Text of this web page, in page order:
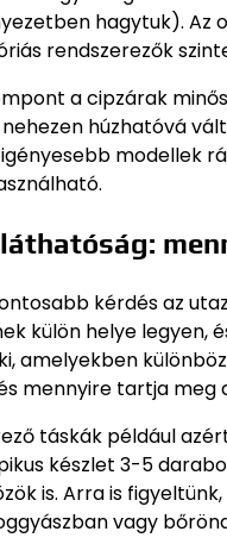
hagytuk). Az
rendszerezők
a cipzárak
húzhatóvá
modellek
kérdés az
külön helye
amelyekben
mennyire tartja meg
táskák például
készlet 3-5
is. Arra is
vagy